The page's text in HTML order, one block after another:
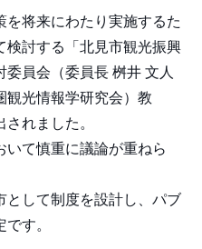
将来にわたり実施するた
検討する「北見市観光振興
員会（委員長 桝井 文人
観光情報学研究会）教
れました。
て慎重に議論が重ねら
して制度を設計し、パブ
す。